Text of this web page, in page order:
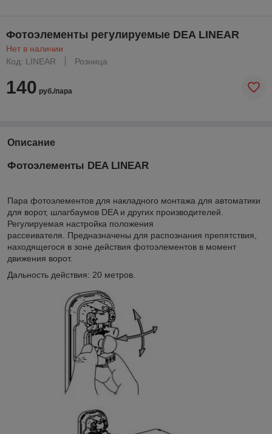
Фотоэлементы регулируемые DEA LINEAR
Нет в наличии
Код: LINEAR
Розница
140 руб./пара
Описание
Фотоэлементы DEA LINEAR
Пара фотоэлементов для накладного монтажа для автоматики
для ворот, шлагбаумов DEA и других производителей.
Регулируемая настройка положения
рассеивателя. Предназначены для распознания препятствия,
находящегося в зоне действия фотоэлементов в момент
движения ворот.
Дальность действия: 20 метров.